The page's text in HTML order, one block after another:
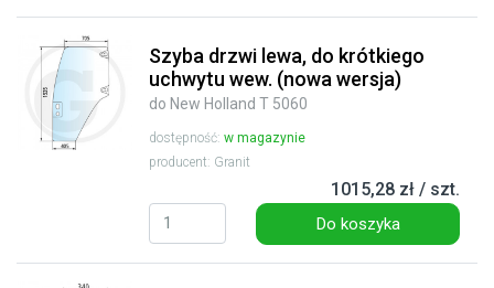
Szyba drzwi lewa, do krótkiego
uchwytu wew. (nowa wersja)
do New Holland T 5060
dostępność: w magazynie
producent: Granit
1015,28 zł / szt.
Do koszyka